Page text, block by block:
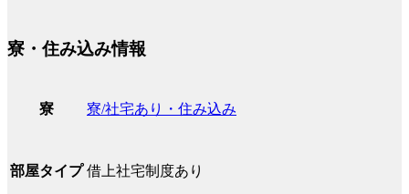
寮・住み込み情報
寮 寮/社宅あり・住み込み
部屋タイプ 借上社宅制度あり